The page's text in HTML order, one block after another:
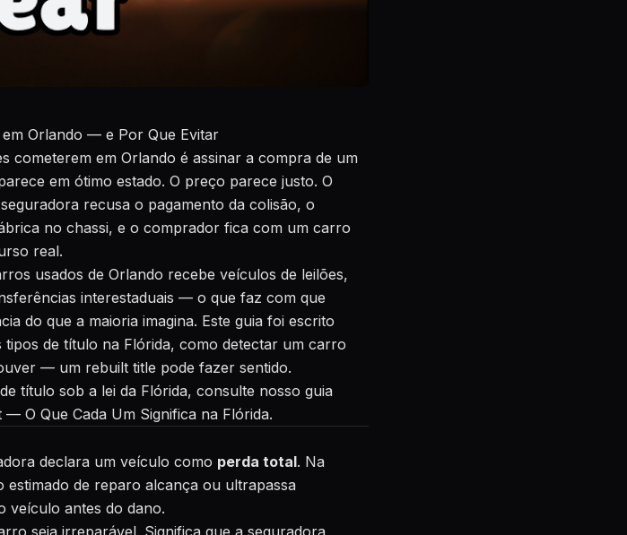
Orlando — e Por Que Evitar
cometerem em Orlando é assinar a compra de um
em ótimo estado. O preço parece justo. O
recusa o pagamento da colisão, o
no chassi, e o comprador fica com um carro
real.
usados de Orlando recebe veículos de leilões,
interestaduais — o que faz com que
do que a maioria imagina. Este guia foi escrito
de título na Flórida, como detectar um carro
— um rebuilt title pode fazer sentido.
título sob a lei da Flórida, consulte nosso guia
O Que Cada Um Significa na Flórida.
declara um veículo como perda total. Na
de reparo alcança ou ultrapassa
veículo antes do dano.
seja irreparável. Significa que a seguradora